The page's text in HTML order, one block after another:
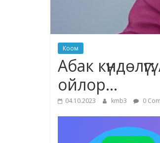
Коом
Абак
ойлор…
04.10.2023 kmb3 0